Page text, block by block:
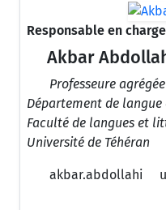
Responsable en charge
Akbar
Professeure agrégée
Département de
Faculté de langues et
Université de Téhéran
akbar.abdollahi